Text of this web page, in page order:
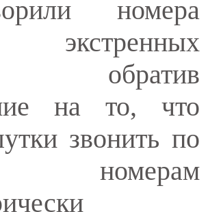
номера
экстренных
обратив
на то, что
звонить по
номерам